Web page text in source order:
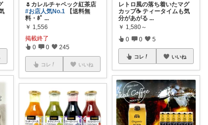
🌷カレルチャペック紅茶店
#お店人気No.1 【送料無
料・ﾎﾟ ...
￥ 1,556
掲載終了
0 0 245
コレ いいね
レトロ風の落ち着いたマグ
カップ☕️ ティータイムも気
分があがる ...
￥ 1,580～
0 0 5
コレ いいね